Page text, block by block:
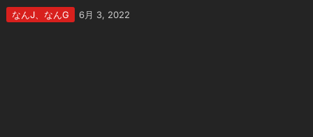
なんJ、なんG 6月 3, 2022